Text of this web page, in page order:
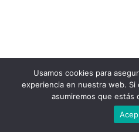
Usamos cookies para
experiencia en nuestra web.
asumiremos que estás